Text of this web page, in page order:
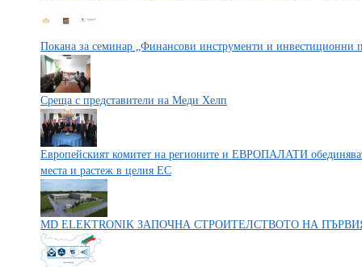
Покана за семинар „Финансови инструменти и инвестиционни
Среща с представители на Меди Хелп
Европейският комитет на регионите и ЕВРОПАЛАТИ
места и растеж в целия ЕС
MD ELEKTRONIK ЗАПОЧНА СТРОИТЕЛСТВОТО НА